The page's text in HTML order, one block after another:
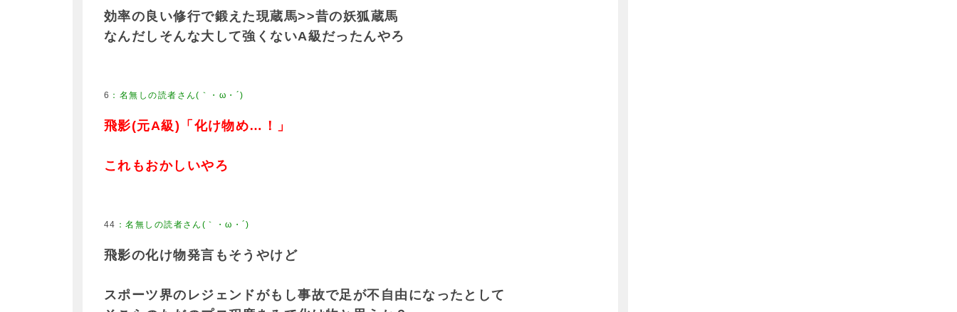
効率の良い修行で鍛えた現蔵馬>>昔の妖狐蔵馬
なんだしそんな大して強くないA級だったんやろ
6
飛影(元A級)「化け物め…！」
これもおかしいやろ
44
飛影の化け物発言もそうやけど
スポーツ界のレジェンドがもし事故で足が不自由になったとして